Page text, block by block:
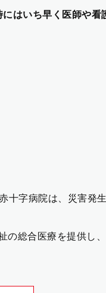
はいち早く医師や看
十字病院は、災害発
総合医療を提供し